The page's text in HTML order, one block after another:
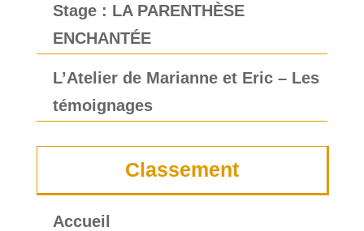
Stage : LA PARENTHÈSE
ENCHANTÉE
L’Atelier de Marianne et Eric – Les
témoignages
Classement
Accueil